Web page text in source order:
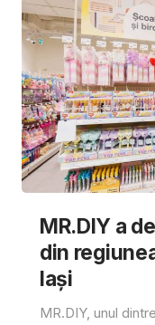
MR.DIY a
din
Iași
MR.DIY, unul